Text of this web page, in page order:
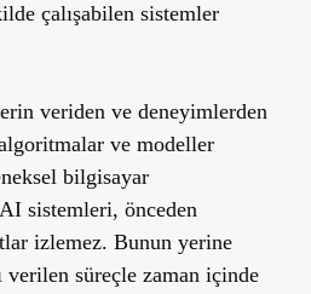
çalışabilen sistemler
veriden ve deneyimlerden
ve modeller
bilgisayar
sistemleri, önceden
izlemez. Bunun yerine
verilen süreçle zaman içinde